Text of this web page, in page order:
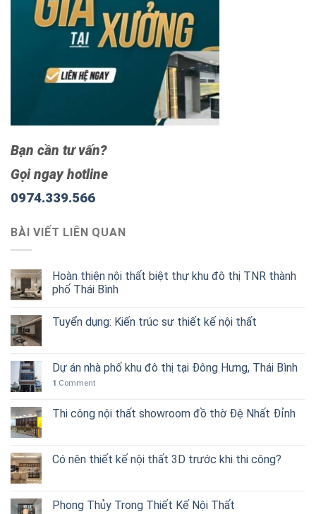
Bạn cần tư vấn?
Gọi ngay hotline
0974.339.566
BÀI VIẾT LIÊN QUAN
Hoàn thiện nội thất biệt thự khu đô thị TNR thành
phố Thái Bình
Tuyển dụng: Kiến trúc sư thiết kế nội thất
Dự án nhà phố khu đô thị tại Đông Hưng, Thái Bình
1 Comment
Thi công nội thất showroom đồ thờ Đệ Nhất Đỉnh
Có nên thiết kế nội thất 3D trước khi thi công?
Phong Thủy Trong Thiết Kế Nội Thất